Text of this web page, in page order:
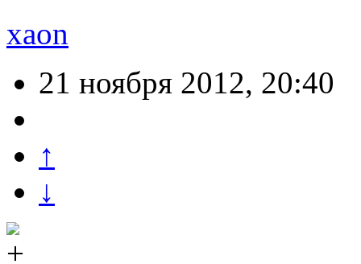
xaon
21 ноября 2012, 20:40
↑
↓